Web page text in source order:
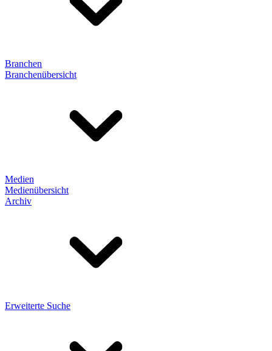
Branchen
Branchenübersicht
Medien
Medienübersicht
Archiv
Erweiterte Suche